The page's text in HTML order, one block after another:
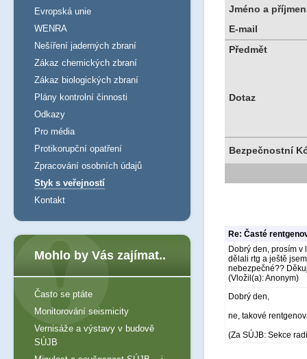
Jméno a
E-mail
Předmět
Dotaz
Bezpečnostní
Re: Časté
Dobrý den, prosím
dělali rtg a ještě
nebezpečné??
(Vložil(a): Anonym)
Dobrý den,
ne, takové
(Za SÚJB: Sekce
Evropská unie
WENRA
Nešíření jaderných zbraní
Zákaz chemických zbraní
Zákaz biologických zbraní
Plány kontrolní činnosti
Odkazy
Pro média
Protikorupční opatření
Zpracování osobních údajů
Styk s veřejností
Kontakt
Mohlo by Vás zajímat..
Často se ptáte
Monitorování seismicity
Vernisáže a výstavy v budově
SÚJB